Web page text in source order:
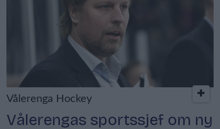
Vålerenga Hockey
Vålerengas sportssjef om ny